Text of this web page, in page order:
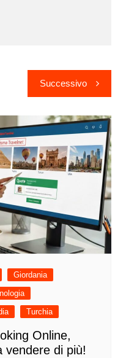
Successivo
Giordania
Turchia
Online,
vendere di più!